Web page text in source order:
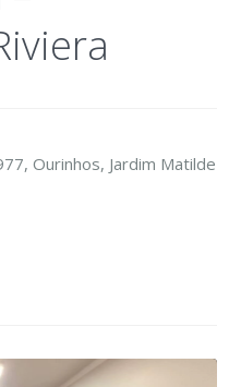
Ourinhos, Jardim Matilde